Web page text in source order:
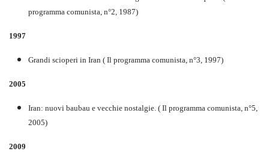
programma comunista, n°2, 1987)
1997
Grandi scioperi in Iran ( Il programma comunista, n°3, 1997)
2005
Iran: nuovi baubau e vecchie nostalgie. ( Il programma comunista, n°5,
2005)
2009